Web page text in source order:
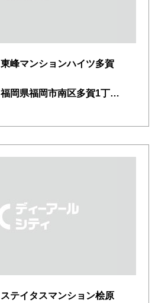
東峰マンションハイツ多賀
福岡県福岡市南区多賀1丁目18番30号
ステイタスマンション桧原